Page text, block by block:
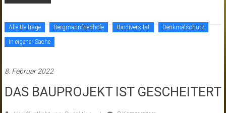
Alle Beiträge Bergmannfriedhöfe Biodiversität Denkmalschutz
In eigener Sache
8. Februar 2022
DAS BAUPROJEKT IST GESCHEITERT